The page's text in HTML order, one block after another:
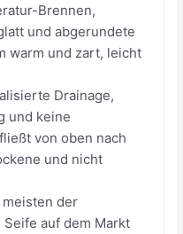
Brennen,
und abgerundete
warm und zart, leicht
Drainage,
und keine
von oben nach
und nicht
meisten der
auf dem Markt